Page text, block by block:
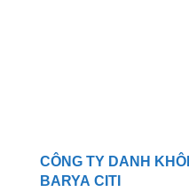
CÔNG TY DANH
BARYA CITI